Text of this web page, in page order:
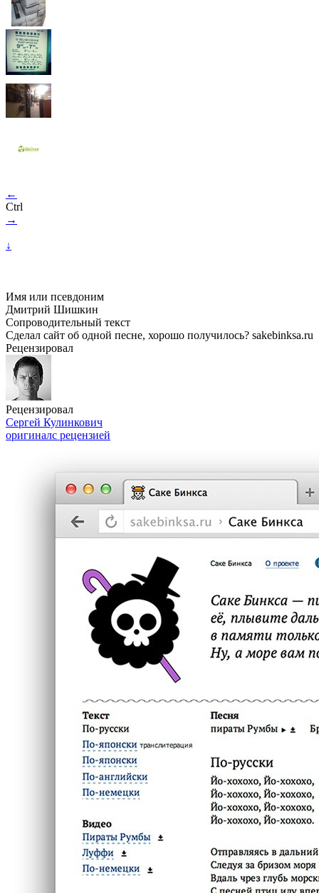
←
Ctrl
→
↓
Имя или псевдоним
Дмитрий Шишкин
Сопроводительный текст
Сделал сайт об одной песне, хорошо получилось? sakebinksa.ru
Рецензировал
Рецензировал
Сергей Кулинкович
оригиналс рецензией